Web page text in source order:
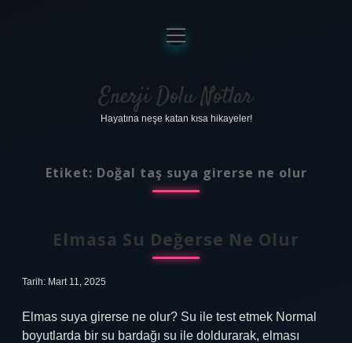
Anasayfa
Gizlilik Politikası
Yasal Uyarı
menüyü
aç
Enerji Dolu Notlar
Hayatına neşe katan kısa hikayeler!
Etiket: Doğal taş suya girerse ne olur
Elmasa Su Değerse Ne Olur
Tarih: Mart 11, 2025
Elmas suya girerse ne olur? Su ile test etmek Normal
boyutlarda bir su bardağı su ile doldurarak, elması